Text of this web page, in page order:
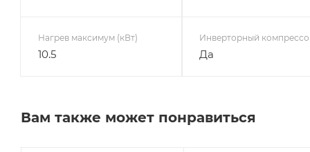
Нагрев максимум (кВт)
10.5
Инверторный
Да
Вам также может понравиться